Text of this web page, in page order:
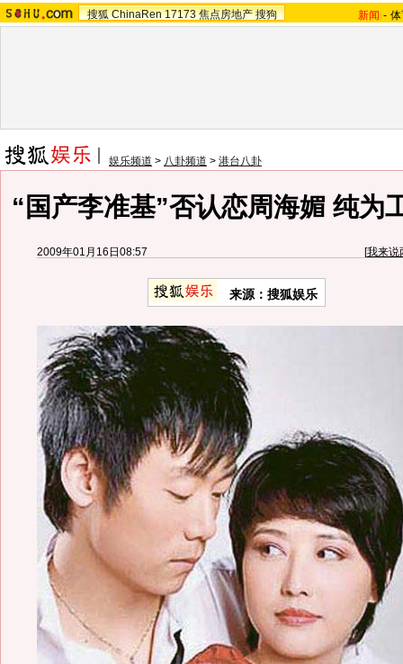
搜狐 ChinaRen 17173 焦点房地产 搜狗 新闻 -
娱乐频道 > 八卦频道 > 港台八卦
“国产李准基”否认恋周海媚 纯为
2009年01月16日08:57 [我来说
来源：搜狐娱乐